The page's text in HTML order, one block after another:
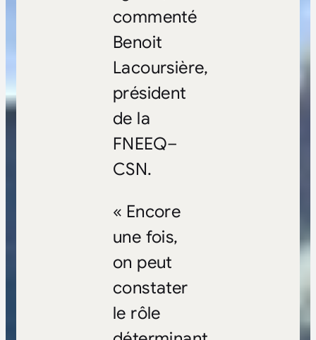
commenté
Benoit
Lacoursière,
président
de la
FNEEQ–
CSN.
« Encore
une fois,
on peut
constater
le rôle